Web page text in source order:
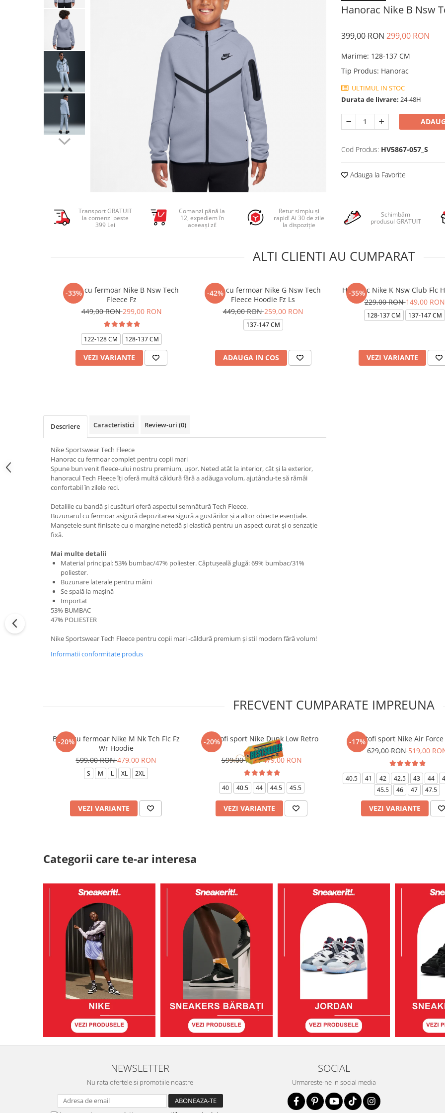
Pantaloni lungi copii
Geci si veste copii
Pantaloni scurti Copii
Ingrijire incaltaminte
Hanorac Nike B Nsw
399,00 RON299,00 RON
Marime: 128-137 CM
Tip Produs: Hanorac
ULTIMUL IN STOC
Durata de livrare: 24-48H
Cod Produs: HV5867-057_S
Adauga la Favorite
Transport GRATUIT
la comenzi peste
399 Lei
Comanzi până la
12, expediem în
aceeași zi!
Retur simplu și
rapid! Ai 30 de zile
la dispoziție
Schimbăm
produsul GRATUIT
ALTI CLIENTI AU CUMPARAT
-33%
Bluza cu fermoar Nike B Nsw Tech
Fleece Fz
449,00 RON299,00 RON
122-128 CM 128-137 CM
VEZI VARIANTE
-42%
Bluza cu fermoar Nike G Nsw Tech
Fleece Hoodie Fz Ls
449,00 RON259,00 RON
137-147 CM
ADAUGA IN COS
-35%
Hanorac Nike K Nsw Club Flc
229,00 RON149,00 RON
128-137 CM 137-147 CM
VEZI VARIANTE
Descriere Caracteristici Review-uri (0)
Nike Sportswear Tech Fleece
Hanorac cu fermoar complet pentru copii mari
Spune bun venit fleece-ului nostru premium, ușor. Neted atât la interior, cât și la exterior,
hanoracul Tech Fleece îți oferă multă căldură fără a adăuga volum, ajutându-te să rămâi
confortabil în zilele reci.
Detaliile cu bandă și cusături oferă aspectul semnătură Tech Fleece.
Buzunarul cu fermoar asigură depozitarea sigură a gustărilor și a altor obiecte esențiale.
Manșetele sunt finisate cu o margine netedă și elastică pentru un aspect curat și o senzație
fixă.
Mai multe detalii
Material principal: 53% bumbac/47% poliester. Căptușeală glugă: 69% bumbac/31%
poliester.
Buzunare laterale pentru mâini
Se spală la mașină
Importat
53% BUMBAC
47% POLIESTER
Nike Sportswear Tech Fleece pentru copii mari -căldură premium și stil modern fără volum!
Informatii conformitate produs
FRECVENT CUMPARATE IMPREUNA
-20%
Bluza cu fermoar Nike M Nk Tch Flc Fz
Wr Hoodie
599,00 RON479,00 RON
S M L XL 2XL
VEZI VARIANTE
-20%
Pantofi sport Nike Dunk Low Retro
Panda
599,00 RON479,00 RON
40 40.5 44 44.5 45.5
VEZI VARIANTE
-17%
Pantofi sport Nike Air Force
629,00 RON519,00
40.5 41 42 42.5 43 44
45.5
46 47 47.5
VEZI VARIANTE
Categorii care te-ar interesa
NEWSLETTER
Nu rata ofertele si promotiile noastre
SOCIAL
Urmareste-ne in social media